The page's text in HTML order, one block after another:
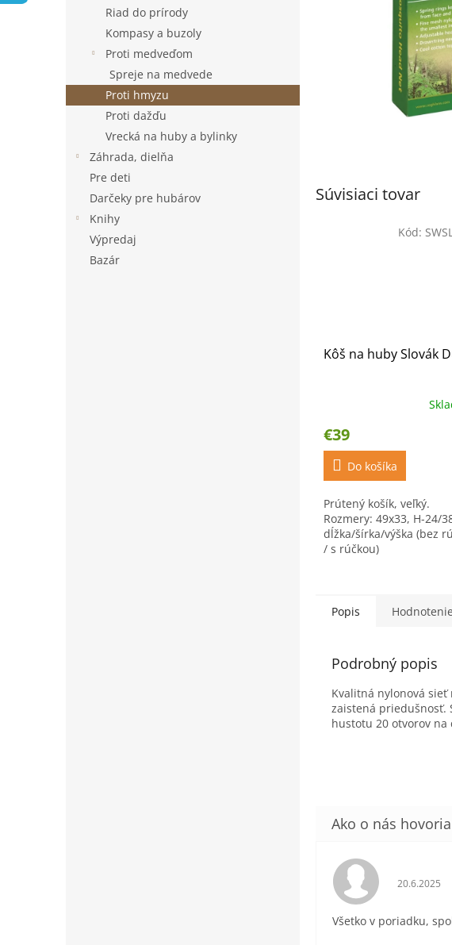
Riad do prírody
Kompasy a buzoly
Proti medveďom
Spreje na medvede
Proti hmyzu
Proti dažďu
Vrecká na huby a bylinky
Záhrada, dielňa
Pre deti
Darčeky pre hubárov
Knihy
Výpredaj
Bazár
Súvisiaci tovar
Kôš na huby Slovák
€39
Do košíka
Prútený košík, veľký.
Rozmery: 49x33, H-24/
dĺžka/šírka/výška (bez
/ s rúčkou)
Kód:
Popis Hodnotenie
Podrobný popis
Kvalitná nylonová
zaistená priedušnosť.
hustotu 20 otvorov na
20.6.2025
Všetko v poriadku,